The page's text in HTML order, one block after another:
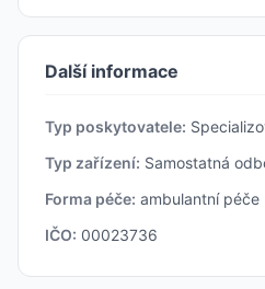
Další informace
Typ poskytovatele:
Typ zařízení: Samostatná
Forma péče: ambulantní péče
IČO: 00023736